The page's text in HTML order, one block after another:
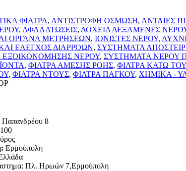
ΦΙΛΤΡΑ, ΑΝΤΙΣΤΡΟΦΗ ΟΣΜΩΣΗ, ΑΝΤΛΙΕΣ
, ΑΦΑΛΑΤΩΣΕΙΣ, ΔΟΧΕΙΑ ΔΕΞΑΜΕΝΕΣ
ΟΡΓΑΝΑ ΜΕΤΡΗΣΕΩΝ, ΙΟΝΙΣΤΕΣ ΝΕΡΟΥ,
ΕΛΕΓΧΟΣ ΔΙΑΡΡΟΩΝ, ΣΥΣΤΗΜΑΤΑ
ΕΞΟΙΚΟΝΟΜΗΣΗΣ ΝΕΡΟΥ, ΣΥΣΤΗΜΑΤΑ ΝΕΡΟΥ
, ΦΙΛΤΡΑ ΑΜΕΣΗΣ ΡΟΗΣ, ΦΙΛΤΡΑ ΚΑΤΩ
, ΦΙΛΤΡΑ ΝΤΟΥΣ, ΦΙΛΤΡΑ ΠΑΓΚΟΥ, ΧΗΜΙΚΑ -
Παπανδρέου 8
Ερμούπολη
Πλ. Ηρωών 7,Ερμούπολη